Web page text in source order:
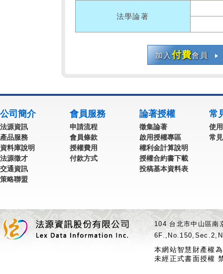
法學論著
加入付費會員
公司簡介
法源資訊
產品服務
資料庫說明
法源徵才
交通資訊
策略聯盟
會員服務
申請流程
會員條款
授權費用
付款方式
論著授權
徵集論著
啟用授權專區
權利金計算說明
授權合約書下載
投稿基本資料表
常
使
常
104 台北市中山區
本網站智慧財產權
未經正式書面授權